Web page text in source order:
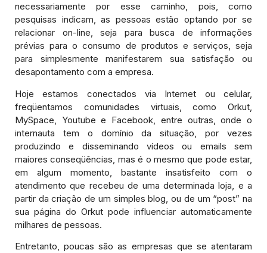
necessariamente por esse caminho, pois, como
pesquisas indicam, as pessoas estão optando por se
relacionar on-line, seja para busca de informações
prévias para o consumo de produtos e serviços, seja
para simplesmente manifestarem sua satisfação ou
desapontamento com a empresa.
Hoje estamos conectados via Internet ou celular,
freqüentamos comunidades virtuais, como Orkut,
MySpace, Youtube e Facebook, entre outras, onde o
internauta tem o domínio da situação, por vezes
produzindo e disseminando vídeos ou emails sem
maiores conseqüências, mas é o mesmo que pode estar,
em algum momento, bastante insatisfeito com o
atendimento que recebeu de uma determinada loja, e a
partir da criação de um simples blog, ou de um “post” na
sua página do Orkut pode influenciar automaticamente
milhares de pessoas.
Entretanto, poucas são as empresas que se atentaram